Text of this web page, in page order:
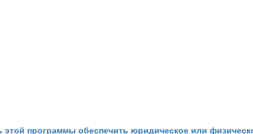
программы обеспечить юридическое или